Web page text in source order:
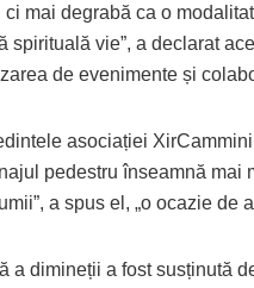
mai degrabă ca o
spirituală vie”, a declarat
de evenimente și
asociației
pedestru înseamnă mai
a spus el, „o ocazie
a dimineții a fost susținută